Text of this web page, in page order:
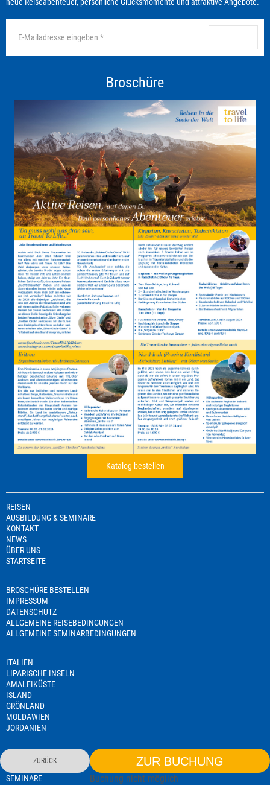
ZURÜCK ZUR BUCHUNG
Buchung nicht möglich
Broschüre
Katalog bestellen
REISEN
AUSBILDUNG & SEMINARE
KONTAKT
NEWS
ÜBER UNS
STARTSEITE
BROSCHÜRE BESTELLEN
IMPRESSUM
DATENSCHUTZ
ALLGEMEINE REISEBEDINGUNGEN
ALLGEMEINE SEMINARBEDINGUNGEN
ITALIEN
LIPARISCHE INSELN
AMALFIKÜSTE
ISLAND
GRÖNLAND
MOLDAWIEN
JORDANIEN
NAMIBIA
SEMINARE